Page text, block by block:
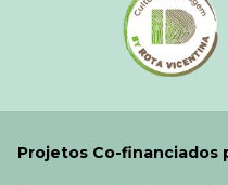
Projetos Co-financiados